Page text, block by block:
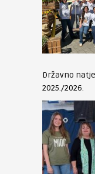
Državno
2025./2026.